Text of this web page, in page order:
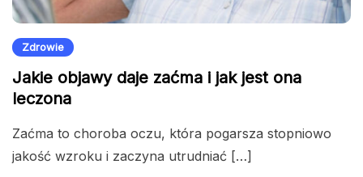
Zdrowie
Jakie objawy daje zaćma i jak jest ona
leczona
Zaćma to choroba oczu, która pogarsza stopniowo
jakość wzroku i zaczyna utrudniać […]